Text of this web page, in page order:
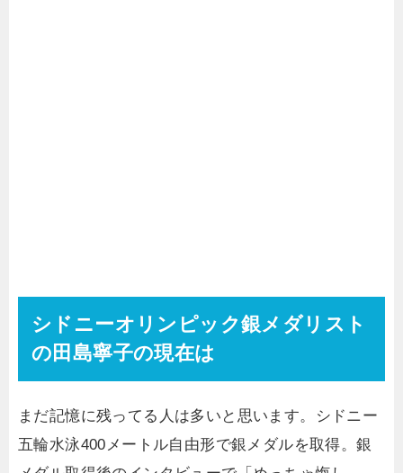
シドニーオリンピック銀メダリスト
の田島寧子の現在は
まだ記憶に残ってる人は多いと思います。シドニー
五輪水泳400メートル自由形で銀メダルを取得。銀